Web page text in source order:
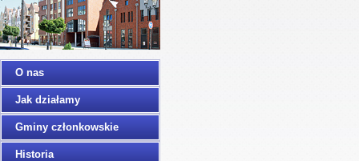
O nas
Jak działamy
Gminy członkowskie
Historia